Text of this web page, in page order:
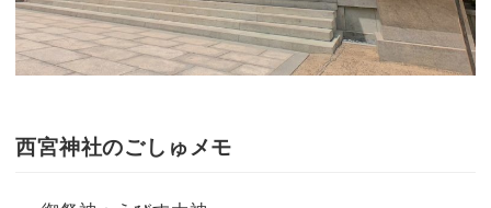
西宮神社のごしゅメモ